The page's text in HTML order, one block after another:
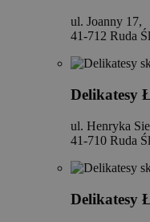
ul. Joanny 17,
41-712 Ruda
Delikatesy
ul. Henryka
41-710 Ruda
Delikatesy